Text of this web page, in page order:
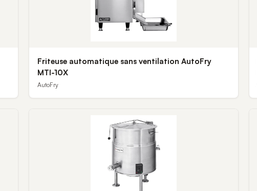
Friteuse automatique sans ventilation AutoFry
MTI-10X
AutoFry